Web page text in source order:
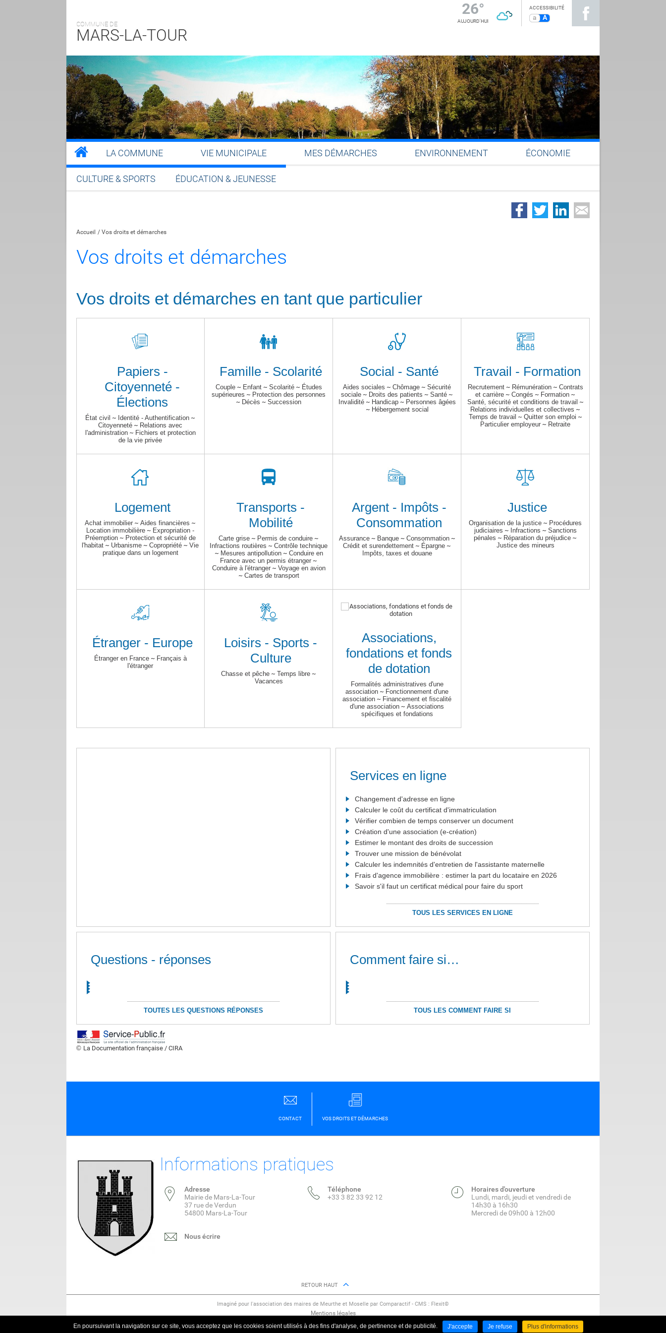
26°
AUJOURD'HUI
ACCESSIBILITÉ
a A
COMMUNE DE
MARS-LA-TOUR
LA COMMUNE VIE MUNICIPALE MES DÉMARCHES ENVIRONNEMENT ÉCONOMIE
CULTURE & SPORTS ÉDUCATION & JEUNESSE
Accueil Vos droits et démarches
Vos droits et démarches
Vos droits et démarches en tant que particulier
Papiers -
Citoyenneté -
Élections
État civil ~ Identité - Authentification ~
Citoyenneté ~ Relations avec
l'administration~ Fichiers et protection
de la vie privée
Famille - Scolarité
Couple~ Enfant~ Scolarité~ Études
supérieures ~ Protection des personnes
~ Décès ~ Succession
Social - Santé
Aides sociales ~ Chômage ~ Sécurité
sociale ~ Droits des patients ~ Santé ~
Invalidité~ Handicap~ Personnes âgées
~ Hébergement social
Travail - Formation
Recrutement~ Rémunération~ Contrats
et carrière ~ Congés ~ Formation ~
Santé, sécurité et conditions de travail ~
Relations individuelles et collectives ~
Temps de travail ~ Quitter son emploi ~
Particulier employeur ~ Retraite
Logement
Achat immobilier ~ Aides financières ~
Location immobilière ~ Expropriation -
Préemption~ Protection et sécurité de
l'habitat ~ Urbanisme ~ Copropriété ~ Vie
pratique dans un logement
Transports -
Mobilité
Carte grise ~ Permis de conduire ~
Infractions routières ~ Contrôle technique
~ Mesures antipollution~ Conduire en
France avec un permis étranger ~
Conduire à l'étranger~ Voyage en avion
~ Cartes de transport
Argent - Impôts -
Consommation
Assurance~ Banque~ Consommation~
Crédit et surendettement ~ Épargne ~
Impôts, taxes et douane
Justice
Organisation de la justice ~ Procédures
judiciaires ~ Infractions ~ Sanctions
pénales ~ Réparation du préjudice ~
Justice des mineurs
Étranger - Europe
Étranger en France~ Français à
l'étranger
Loisirs - Sports -
Culture
Chasse et pêche ~ Temps libre ~
Vacances
Associations,
fondations et fonds
de dotation
Formalités administratives d'une
association ~ Fonctionnement d'une
association ~ Financement et fiscalité
d'une association ~ Associations
spécifiques et fondations
Services en ligne
Changement d'adresse en ligne
Calculer le coût du certificat d'immatriculation
Vérifier combien de temps conserver un document
Création d'une association (e-création)
Estimer le montant des droits de succession
Trouver une mission de bénévolat
Calculer les indemnités d'entretien de l'assistante maternelle
Frais d'agence immobilière : estimer la part du locataire en 2026
Savoir s'il faut un certificat médical pour faire du sport
TOUS LES SERVICES EN LIGNE
Questions - réponses
TOUTES LES QUESTIONS RÉPONSES
Comment faire si…
TOUS LES COMMENT FAIRE SI
© La Documentation française / CIRA
CONTACT VOS DROITS ET DÉMARCHES
Informations pratiques
Adresse
Mairie de Mars-La-Tour
37 rue de Verdun
54800 Mars-La-Tour
Nous écrire
Téléphone
+33 3 82 33 92 12
Horaires d'ouverture
Lundi, mardi, jeudi et vendredi de
14h30 à 16h30
Mercredi de 09h00 à 12h00
RETOUR HAUT
Imaginé pour l'association des maires de Meurthe et Moselle par Comparactif - CMS : Flexit©
Mentions légales
En poursuivant la navigation sur ce site, vous acceptez que les cookies soient utilisés à des fins d'analyse, de pertinence et de publicité.
J'accepte Je refuse Plus d'informations